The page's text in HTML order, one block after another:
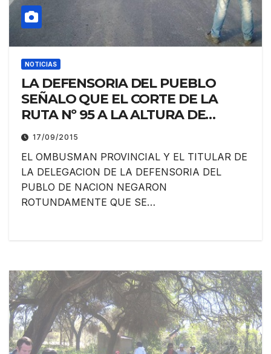
NOTICIAS
LA DEFENSORIA DEL PUEBLO
SEÑALO QUE EL CORTE DE LA
RUTA Nº 95 A LA ALTURA DE
RIACHO DE ORO ES UNA “ACCION
POLITICA”, QUE NADA TIENE QUE
VER CON LAS COMUNIDADES
ABORIGENES DE LA ZONA
17/09/2015
EL OMBUSMAN PROVINCIAL Y EL TITULAR DE
LA DELEGACION DE LA DEFENSORIA DEL
PUBLO DE NACION NEGARON
ROTUNDAMENTE QUE SE…